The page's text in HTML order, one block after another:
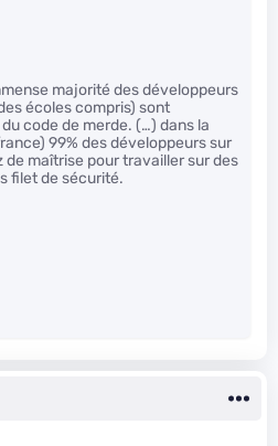
majorité des développeurs
écoles compris) sont
code de merde. (…) dans la
99% des développeurs sur
de maîtrise pour travailler sur des
filet de sécurité.